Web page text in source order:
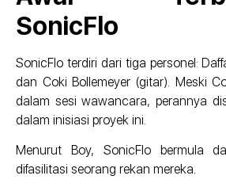
SonicFlo
SonicFlo terdiri dari tiga personel:
dan Coki Bollemeyer (gitar). Meski
dalam sesi wawancara, perannya
dalam inisiasi proyek ini.
Menurut Boy, SonicFlo bermula
difasilitasi seorang rekan mereka.